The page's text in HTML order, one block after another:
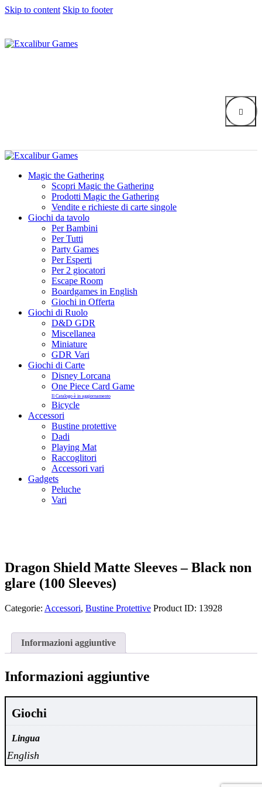
Skip to content Skip to footer
Magic the Gathering
Scopri Magic the Gathering
Prodotti Magic the Gathering
Vendite e richieste di carte singole
Giochi da tavolo
Per Bambini
Per Tutti
Party Games
Per Esperti
Per 2 giocatori
Escape Room
Boardgames in English
Giochi in Offerta
Giochi di Ruolo
D&D GDR
Miscellanea
Miniature
GDR Vari
Giochi di Carte
Disney Lorcana
One Piece Card Game
Il Catalogo è in aggiornamento
Bicycle
Accessori
Bustine protettive
Dadi
Playing Mat
Raccoglitori
Accessori vari
Gadgets
Peluche
Vari
Dragon Shield Matte Sleeves – Black non
glare (100 Sleeves)
Categorie: Accessori, Bustine Protettive Product ID: 13928
Informazioni aggiuntive
Informazioni aggiuntive
Giochi
Lingua
English